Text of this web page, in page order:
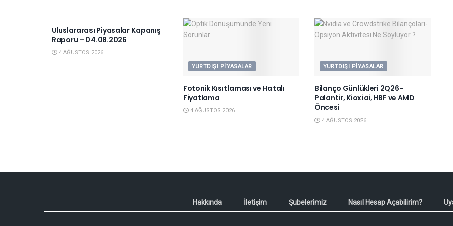
Uluslararası Piyasalar Kapanış
Raporu – 04.08.2026
4 AĞUSTOS 2026
YURTDIŞI PIYASALAR
Fotonik Kısıtlaması ve Hatalı
Fiyatlama
4 AĞUSTOS 2026
YURTDIŞI PIYASALAR
Bilanço Günlükleri 2Q26-
Palantir, Kioxiai, HBF ve AMD
Öncesi
4 AĞUSTOS 2026
Hakkında İletişim Şubelerimiz Nasıl Hesap Açabilirim?